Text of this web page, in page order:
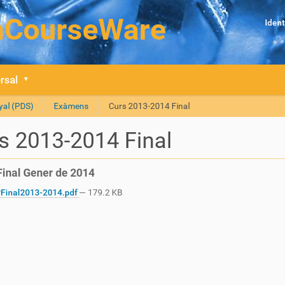
(PDS) Exàmens Curs 2013-2014 Final
2013-2014 Final
Gener de 2014
2014.pdf— 179.2 KB